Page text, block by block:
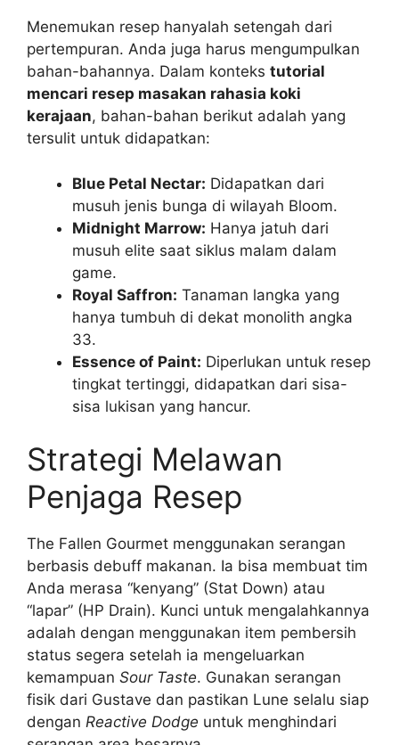
Menemukan resep hanyalah setengah dari
pertempuran. Anda juga harus mengumpulkan
bahan-bahannya. Dalam konteks tutorial
mencari resep masakan rahasia koki
kerajaan, bahan-bahan berikut adalah yang
tersulit untuk didapatkan:
Blue Petal Nectar: Didapatkan dari
musuh jenis bunga di wilayah Bloom.
Midnight Marrow: Hanya jatuh dari
musuh elite saat siklus malam dalam
game.
Royal Saffron: Tanaman langka yang
hanya tumbuh di dekat monolith angka
33.
Essence of Paint: Diperlukan untuk resep
tingkat tertinggi, didapatkan dari sisa-
sisa lukisan yang hancur.
Strategi Melawan
Penjaga Resep
The Fallen Gourmet menggunakan serangan
berbasis debuff makanan. Ia bisa membuat tim
Anda merasa “kenyang” (Stat Down) atau
“lapar” (HP Drain). Kunci untuk mengalahkannya
adalah dengan menggunakan item pembersih
status segera setelah ia mengeluarkan
kemampuan Sour Taste. Gunakan serangan
fisik dari Gustave dan pastikan Lune selalu siap
dengan Reactive Dodge untuk menghindari